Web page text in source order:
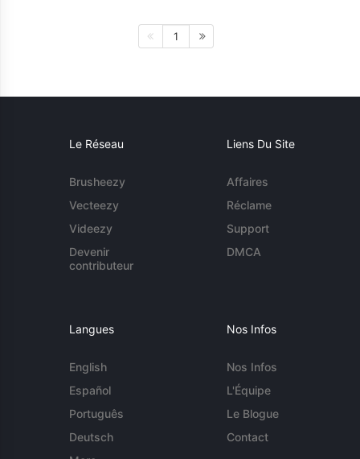
1
Le Réseau
Brusheezy
Vecteezy
Videezy
Devenir
contributeur
Liens Du Site
Affaires
Réclame
Support
DMCA
Langues
English
Español
Português
Deutsch
Nos Infos
Nos Infos
L'Équipe
Le Blogue
Contact